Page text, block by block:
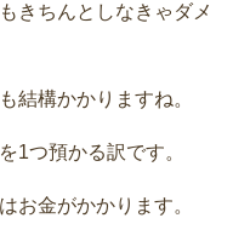
きちんとしなきゃダメ
結構かかりますね。
1つ預かる訳です。
お金がかかります。